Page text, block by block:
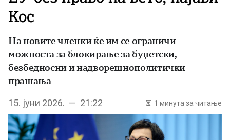
Кос
На новите членки ќе им се ограничи
можноста за блокирање за буџетски,
безбедносни и надворешнополитички
прашања
15. јуни 2026. — 21:22 1 минута за читање